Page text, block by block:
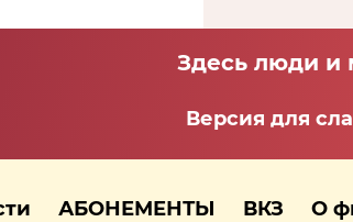
Здесь люди и
Версия для
АБОНЕМЕНТЫ ВКЗ О